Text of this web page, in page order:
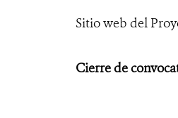
Sitio web del
Cierre de